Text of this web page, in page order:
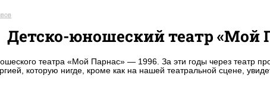
Детско-юношеский театр «Мой
театра «Мой Парнас» — 1996. За эти годы через театр
которую нигде, кроме как на нашей театральной сцене,